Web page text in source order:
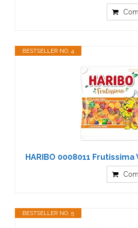
BESTSELLER NO. 4
HARIBO 0008011 Frutissima
BESTSELLER NO. 5